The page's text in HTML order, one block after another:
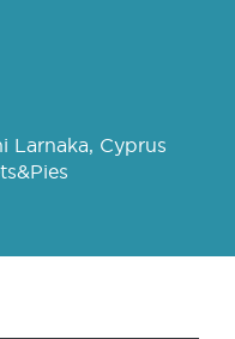
Larnaka, Cyprus